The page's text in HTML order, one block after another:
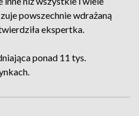
powszechnie wdrażaną
ekspertka.
ponad 11 tys.